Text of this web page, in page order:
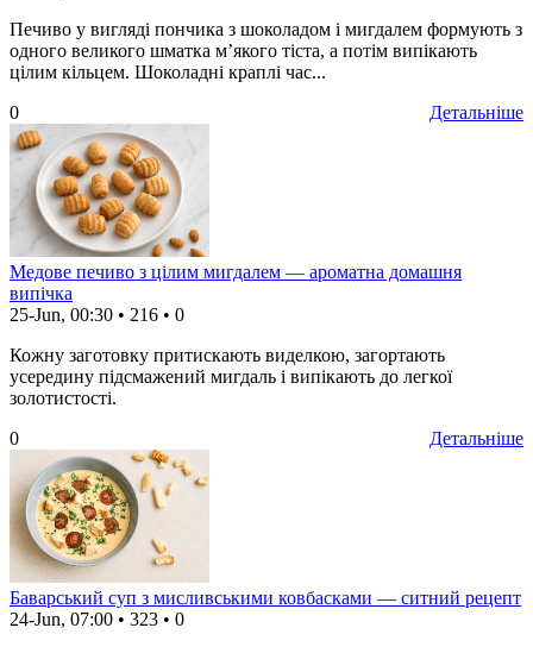
Печиво у вигляді пончика з шоколадом і мигдалем формують з
одного великого шматка м’якого тіста, а потім випікають
цілим кільцем. Шоколадні краплі час...
Детальніше
0
Медове печиво з цілим мигдалем — ароматна домашня
випічка
25-Jun, 00:30 • 216 • 0
Кожну заготовку притискають виделкою, загортають
усередину підсмажений мигдаль і випікають до легкої
золотистості.
Детальніше
0
Баварський суп з мисливськими ковбасками — ситний рецепт
24-Jun, 07:00 • 323 • 0